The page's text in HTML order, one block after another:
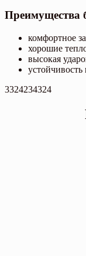
Преимущества
комфортное
хорошие
высокая
3324234324